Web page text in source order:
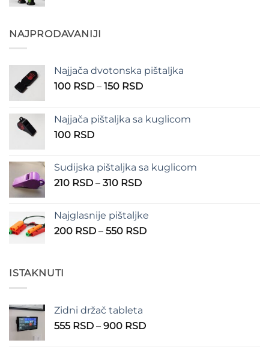
NAJPRODAVANIJI
Najjača dvotonska pištaljka
100 RSD – 150 RSDRaspon
100 RSD
Najjača pištaljka sa kuglicom
100 RSD
Sudijska pištaljka sa kuglicom
210 RSD – 310 RSDRaspon
210 RSD
do
Najglasnije pištaljke
200 RSD – 550 RSDRaspon
ISTAKNUTI
Zidni držač tableta
555 RSD – 900 RSDRaspon